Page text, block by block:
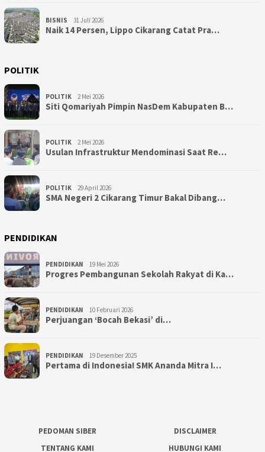
BISNIS 31 Juli 2026
Naik 14 Persen, Lippo Cikarang Catat Pra…
POLITIK
POLITIK 2 Mei 2026
Siti Qomariyah Pimpin NasDem Kabupaten B…
POLITIK 2 Mei 2026
Usulan Infrastruktur Mendominasi Saat Re…
POLITIK 29 April 2026
SMA Negeri 2 Cikarang Timur Bakal Dibang…
PENDIDIKAN
PENDIDIKAN 19 Mei 2026
Progres Pembangunan Sekolah Rakyat di Ka…
PENDIDIKAN 10 Februari 2026
Perjuangan ‘Bocah Bekasi’ di…
PENDIDIKAN 19 Desember 2025
Pertama di Indonesia! SMK Ananda Mitra I…
PEDOMAN SIBER
DISCLAIMER
TENTANG KAMI
HUBUNGI KAMI